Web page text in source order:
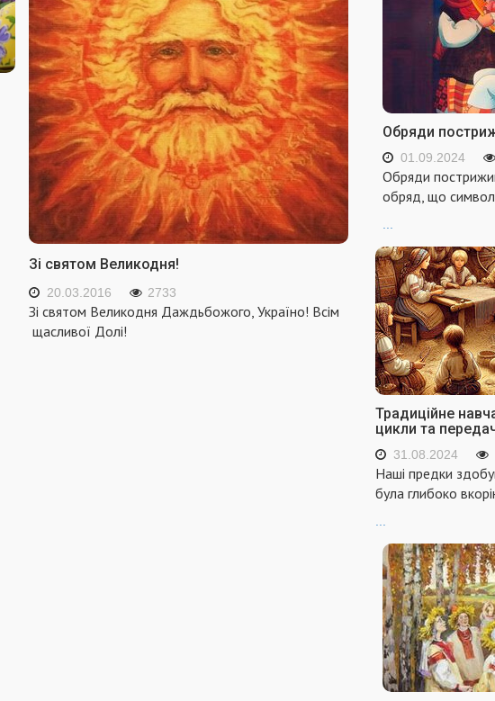
Зі святом Великодня!
20.03.2016 2733
Зі святом Великодня Даждьбожого, Україно! Всім
щасливої Долі!
Обряди
01.09.2024
Обряди
обряд, що
...
Традиційне
цикли та
31.08.2024
Наші предки
була глибоко
...